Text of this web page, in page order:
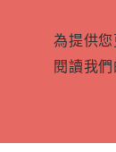
為提供
閱讀我們